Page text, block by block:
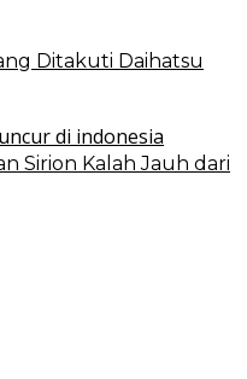
Ditakuti Daihatsu
Sirion Kalah Jauh dari